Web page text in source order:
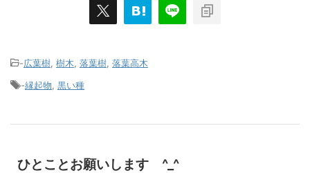
-広葉樹 樹木 落葉樹 落葉高木
-縁起物 黒い種
ひとことお願いします ^_^